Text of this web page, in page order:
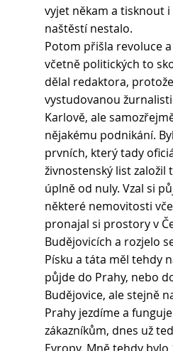
vyjet někam a tisknout i
naštěstí nestalo.
Potom přišla revoluce
včetně politických to
dělal redaktora,
vystudovanou
Karlově, ale
nějakému podnikání.
prvních, který tady
živnostenský list založil
úplně od nuly. Vzal si
některé nemovitosti
pronajal si prostory v
Budějovicích a rozjelo
Písku a táta měl tehdy
půjde do Prahy, nebo
Budějovice, ale stejně
Prahy jezdíme a
zákazníkům, dnes už